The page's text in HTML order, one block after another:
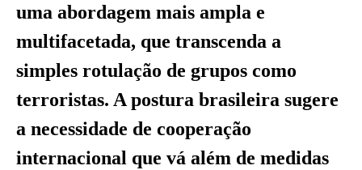
uma abordagem mais ampla e
multifacetada, que transcenda a
simples rotulação de grupos como
terroristas. A postura brasileira sugere
a necessidade de cooperação
internacional que vá além de medidas